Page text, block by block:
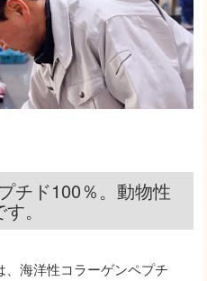
チド100％。動物性
。
海洋性コラーゲンペプチ